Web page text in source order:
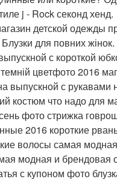
j - Rock секонд хенд.
детской одежды
для повних жінок.
с короткой
цветфото 2016
выпускной с
костюм что надо для
фото стрижка
2016 короткие
волосы самая
модная и брендовая
с купоном фото